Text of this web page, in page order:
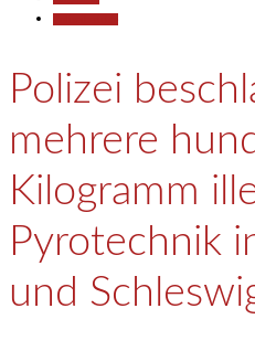
Polizei
mehrere
Kilogramm
Pyrotechnik
und